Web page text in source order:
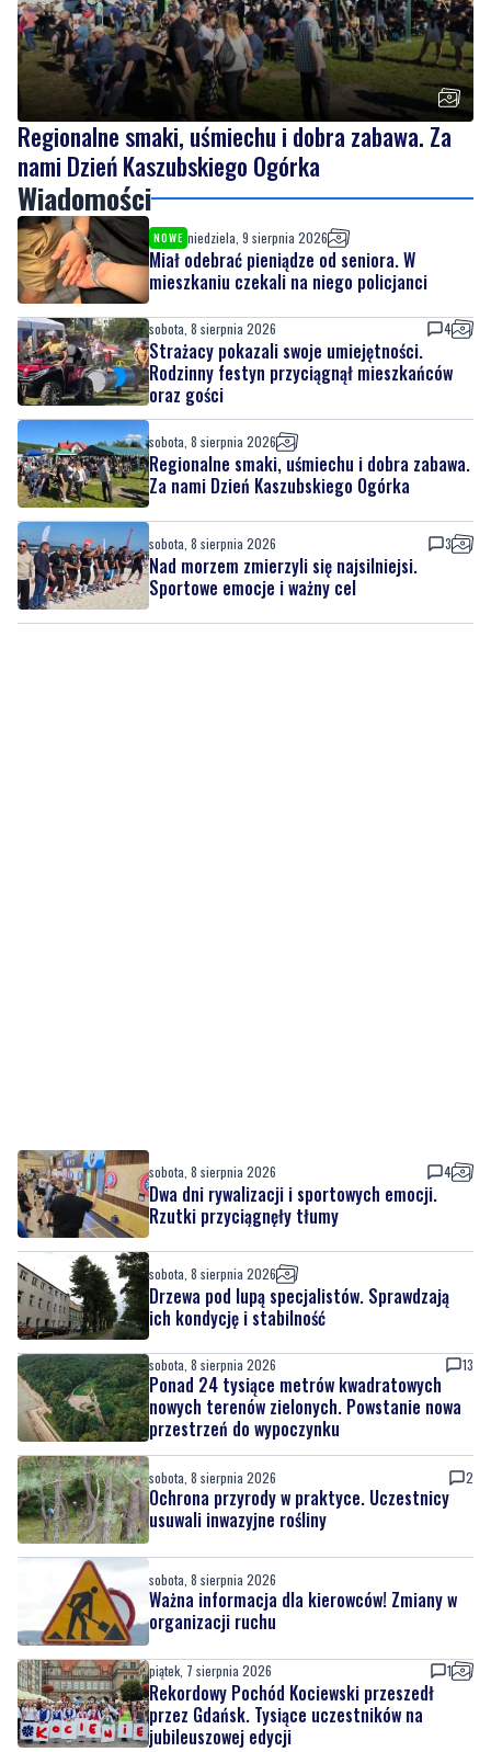
Regionalne smaki, uśmiechu i dobra zabawa. Za
nami Dzień Kaszubskiego Ogórka
Wiadomości
NOWE niedziela, 9 sierpnia 2026
Miał odebrać pieniądze od seniora. W
mieszkaniu czekali na niego policjanci
sobota, 8 sierpnia 2026 4
Strażacy pokazali swoje umiejętności.
Rodzinny festyn przyciągnął mieszkańców
oraz gości
sobota, 8 sierpnia 2026
Regionalne smaki, uśmiechu i dobra zabawa.
Za nami Dzień Kaszubskiego Ogórka
sobota, 8 sierpnia 2026 3
Nad morzem zmierzyli się najsilniejsi.
Sportowe emocje i ważny cel
sobota, 8 sierpnia 2026 4
Dwa dni rywalizacji i sportowych emocji.
Rzutki przyciągnęły tłumy
sobota, 8 sierpnia 2026
Drzewa pod lupą specjalistów. Sprawdzają
ich kondycję i stabilność
sobota, 8 sierpnia 2026 13
Ponad 24 tysiące metrów kwadratowych
nowych terenów zielonych. Powstanie nowa
przestrzeń do wypoczynku
sobota, 8 sierpnia 2026 2
Ochrona przyrody w praktyce. Uczestnicy
usuwali inwazyjne rośliny
sobota, 8 sierpnia 2026
Ważna informacja dla kierowców! Zmiany w
organizacji ruchu
piątek, 7 sierpnia 2026 1
Rekordowy Pochód Kociewski przeszedł
przez Gdańsk. Tysiące uczestników na
jubileuszowej edycji